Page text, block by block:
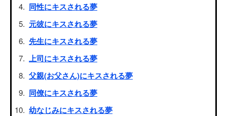
同性にキスされる夢
元彼にキスされる夢
先生にキスされる夢
上司にキスされる夢
父親(お父さん)にキスされる夢
同僚にキスされる夢
幼なじみにキスされる夢